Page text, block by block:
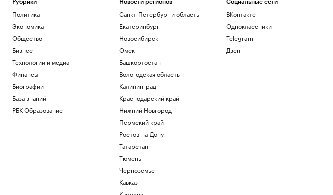
Рубрики
Политика
Экономика
Общество
Бизнес
Технологии и медиа
Финансы
Биографии
База знаний
РБК Образование
Новости регионов
Санкт-Петербург и область
Екатеринбург
Новосибирск
Омск
Башкортостан
Вологодская область
Калининград
Краснодарский край
Нижний Новгород
Пермский край
Ростов-на-Дону
Татарстан
Тюмень
Черноземье
Кавказ
Социальные сети
ВКонтакте
Одноклассники
Telegram
Дзен